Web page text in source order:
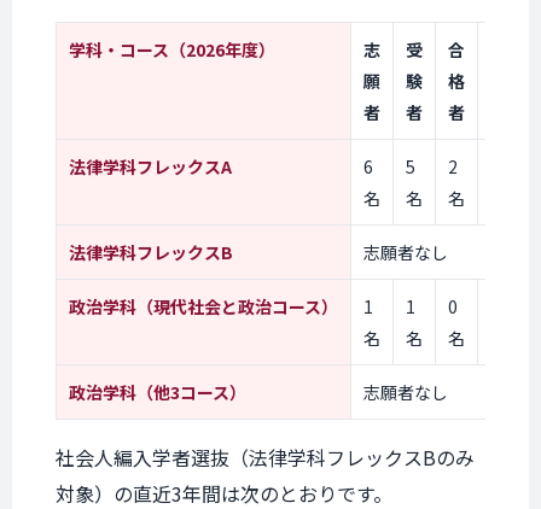
学科・コース（2026年度）
志
願
者
受
験
者
合
格
者
法律学科フレックスA
6
名
5
名
2
名
法律学科フレックスB 志願者なし
政治学科（現代社会と政治コース）
1
名
1
名
0
名
政治学科（他3コース） 志願者なし
社会人編入学者選抜（法律学科フレックスBのみ
対象）の直近3年間は次のとおりです。